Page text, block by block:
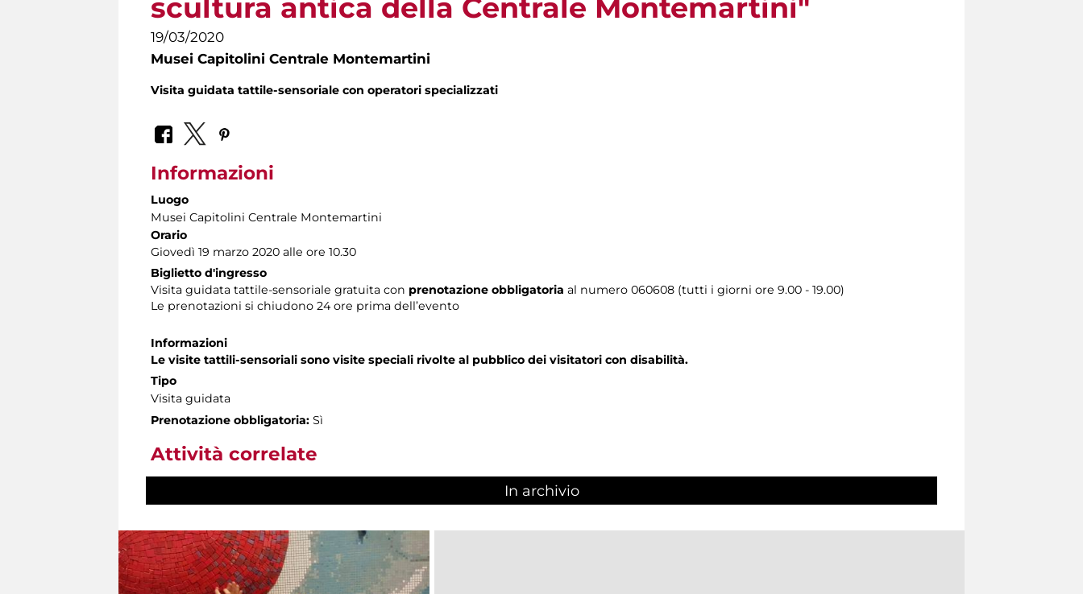
scultura antica della Centrale Montemartini"
19/03/2020
Musei Capitolini Centrale Montemartini
Visita guidata tattile-sensoriale con operatori specializzati
Informazioni
Luogo
Musei Capitolini Centrale Montemartini
Orario
Giovedì 19 marzo 2020 alle ore 10.30
Biglietto d'ingresso
Visita guidata tattile-sensoriale gratuita con prenotazione obbligatoria al numero 060608 (tutti i giorni ore 9.00 - 19.00)
Le prenotazioni si chiudono 24 ore prima dell’evento
Informazioni
Le visite tattili-sensoriali sono visite speciali rivolte al pubblico dei visitatori con disabilità.
Tipo
Visita guidata
Prenotazione obbligatoria: Sì
Attività correlate
In archivio